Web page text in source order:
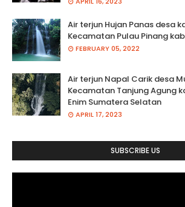
Air terjun Hujan Panas desa
Kecamatan Pulau Pinang
FEBRUARY 05, 2022
Air terjun Napal Carik desa
Kecamatan Tanjung Agung
Enim Sumatera Selatan
APRIL 17, 2023
SUBSCRIBE US